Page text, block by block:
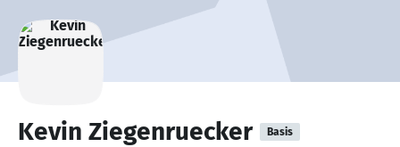
Kevin Ziegenruecker Basis